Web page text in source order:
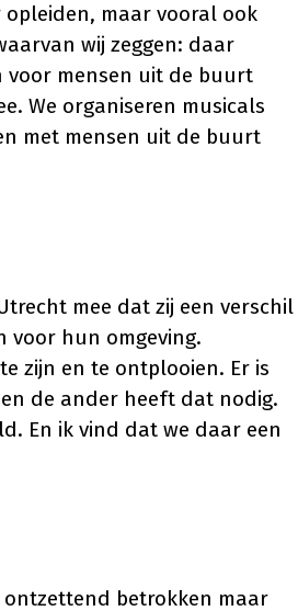
maar vooral ook
wij zeggen: daar
voor mensen uit de buurt
We organiseren musicals
met mensen uit de buurt
mee dat zij een verschil
voor hun omgeving.
zijn en te ontplooien. Er is
de ander heeft dat nodig.
En ik vind dat we daar een
betrokken maar